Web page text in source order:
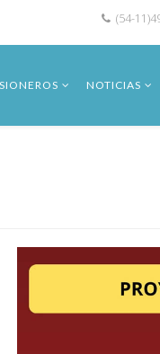
(54-
NOTICIAS